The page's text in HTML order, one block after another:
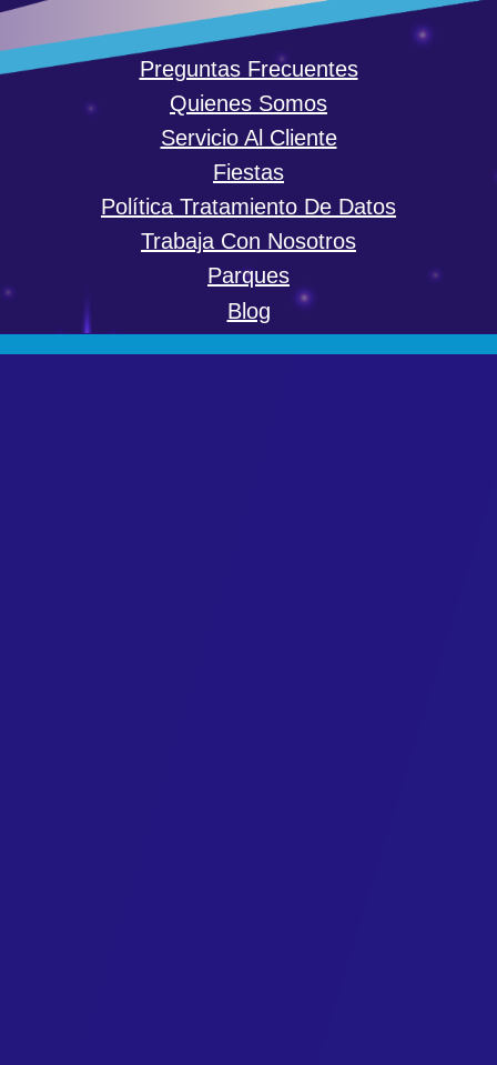
Preguntas Frecuentes
Quienes Somos
Servicio Al Cliente
Fiestas
Política Tratamiento De Datos
Trabaja Con Nosotros
Parques
Blog